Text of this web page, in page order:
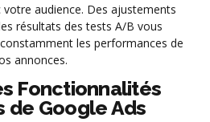
audience. Des ajustements
résultats des tests A/B vous
les performances de
annonces.
Fonctionnalités
de Google Ads